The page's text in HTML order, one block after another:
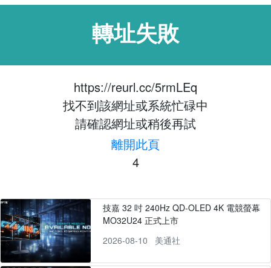
轉址失敗
https://reurl.cc/5rmLEq
找不到該網址或系統忙碌中
請確認網址或稍後再試
離開此頁
4
技嘉 32 吋 240Hz QD-OLED 4K 電競螢幕
MO32U24 正式上市
2026-08-10
美通社